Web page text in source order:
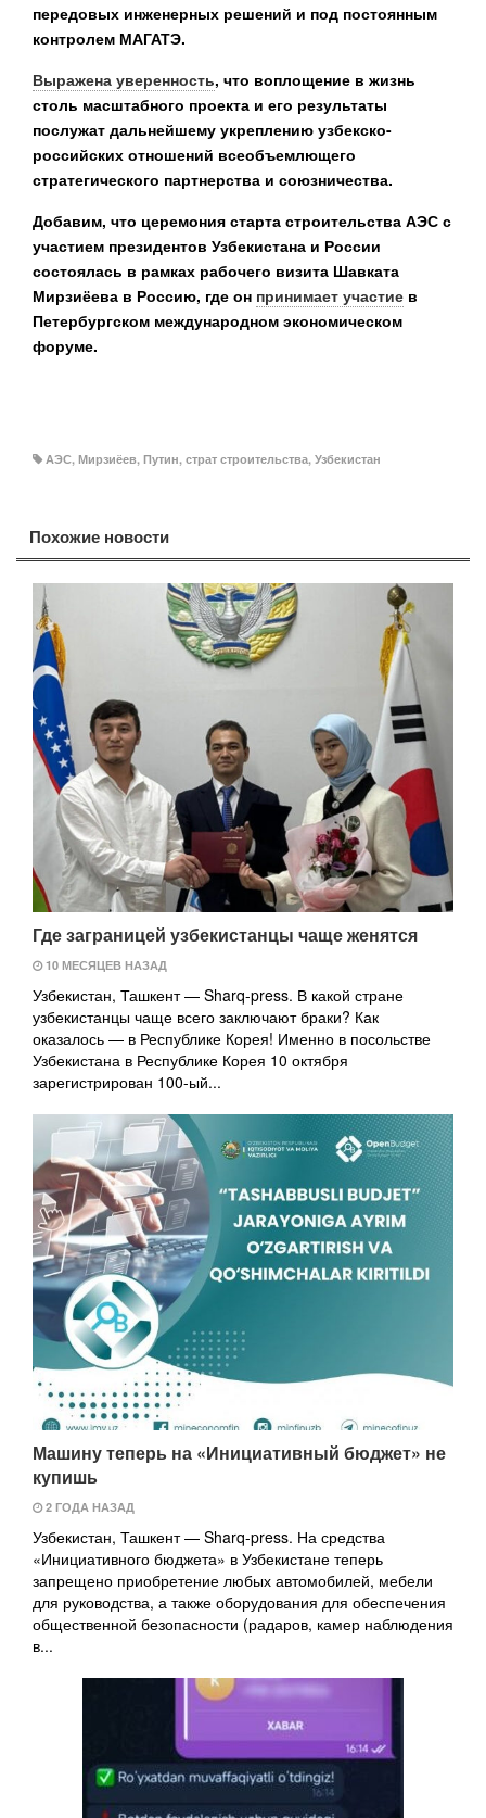
передовых инженерных решений и под постоянным
контролем МАГАТЭ.
Выражена уверенность, что воплощение в жизнь
столь масштабного проекта и его результаты
послужат дальнейшему укреплению узбекско-
российских отношений всеобъемлющего
стратегического партнерства и союзничества.
Добавим, что церемония старта строительства АЭС с
участием президентов Узбекистана и России
состоялась в рамках рабочего визита Шавката
Мирзиёева в Россию, где он принимает участие в
Петербургском международном экономическом
форуме.
АЭС, Мирзиёев, Путин, страт строительства, Узбекистан
Похожие новости
Где заграницей узбекистанцы чаще женятся
10 МЕСЯЦЕВ НАЗАД
Узбекистан, Ташкент — Sharq-press. В какой стране
узбекистанцы чаще всего заключают браки? Как
оказалось — в Республике Корея! Именно в посольстве
Узбекистана в Республике Корея 10 октября
зарегистрирован 100-ый...
Машину теперь на «Инициативный бюджет» не
купишь
2 ГОДА НАЗАД
Узбекистан, Ташкент — Sharq-press. На средства
«Инициативного бюджета» в Узбекистане теперь
запрещено приобретение любых автомобилей, мебели
для руководства, а также оборудования для обеспечения
общественной безопасности (радаров, камер наблюдения
в...